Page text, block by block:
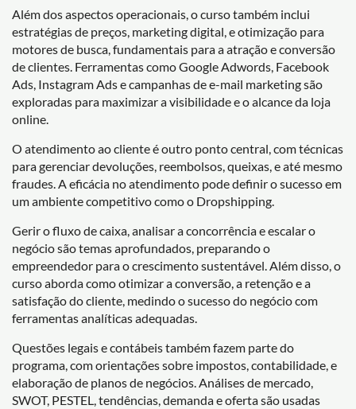
Além dos aspectos operacionais, o curso também inclui
estratégias de preços, marketing digital, e otimização para
motores de busca, fundamentais para a atração e conversão
de clientes. Ferramentas como Google Adwords, Facebook
Ads, Instagram Ads e campanhas de e-mail marketing são
exploradas para maximizar a visibilidade e o alcance da loja
online.
O atendimento ao cliente é outro ponto central, com técnicas
para gerenciar devoluções, reembolsos, queixas, e até mesmo
fraudes. A eficácia no atendimento pode definir o sucesso em
um ambiente competitivo como o Dropshipping.
Gerir o fluxo de caixa, analisar a concorrência e escalar o
negócio são temas aprofundados, preparando o
empreendedor para o crescimento sustentável. Além disso, o
curso aborda como otimizar a conversão, a retenção e a
satisfação do cliente, medindo o sucesso do negócio com
ferramentas analíticas adequadas.
Questões legais e contábeis também fazem parte do
programa, com orientações sobre impostos, contabilidade, e
elaboração de planos de negócios. Análises de mercado,
SWOT, PESTEL, tendências, demanda e oferta são usadas